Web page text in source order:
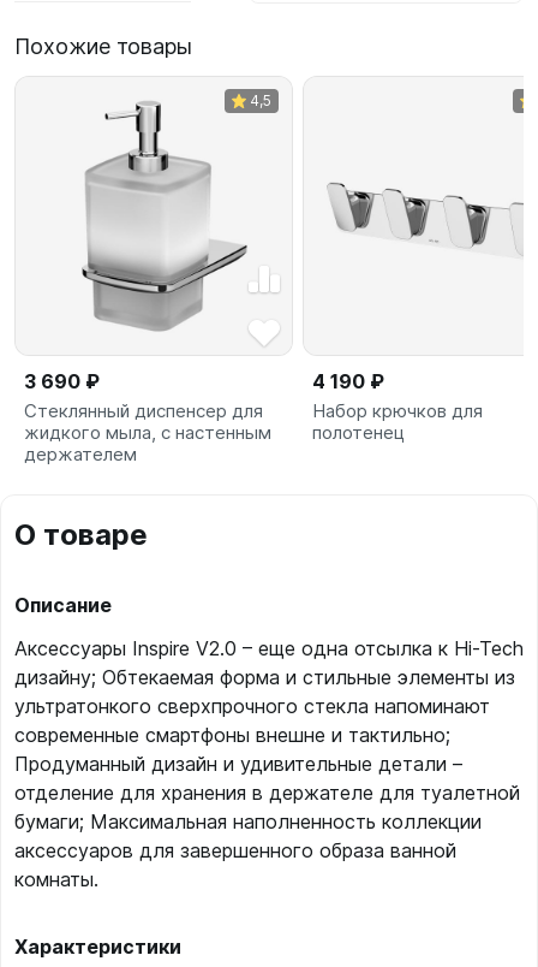
Похожие товары
4,5
3 690 ₽
Стеклянный диспенсер для
жидкого мыла, с настенным
держателем
4 190 ₽
Набор крючков для
полотенец
О товаре
Описание
Аксессуары Inspire V2.0 – еще одна отсылка к Hi-Tech
дизайну; Обтекаемая форма и стильные элементы из
ультратонкого сверхпрочного стекла напоминают
современные смартфоны внешне и тактильно;
Продуманный дизайн и удивительные детали –
отделение для хранения в держателе для туалетной
бумаги; Максимальная наполненность коллекции
аксессуаров для завершенного образа ванной
комнаты.
Характеристики